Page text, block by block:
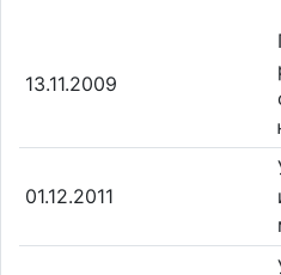
13.11.2009
01.12.2011